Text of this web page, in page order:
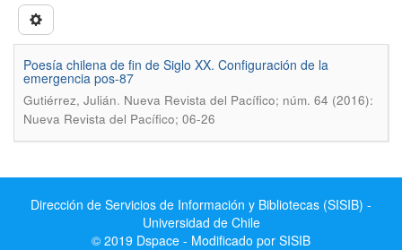
Poesía chilena de fin de Siglo XX. Configuración de la
emergencia pos-87
Gutiérrez, Julián. Nueva Revista del Pacífico; núm. 64 (2016):
Nueva Revista del Pacífico; 06-26
Dirección de Servicios de Información y Bibliotecas (SISIB) -
Universidad de Chile
© 2019 Dspace - Modificado por SISIB